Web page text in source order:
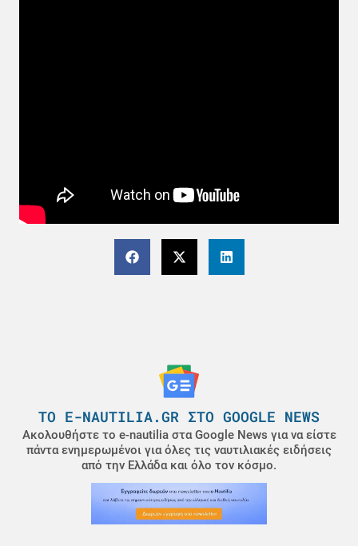
ΤΟ E-NAUTILIA.GR ΣΤΟ GOOGLE NEWS
Ακολουθήστε το e-nautilia στα Google News για να είστε
πάντα ενημερωμένοι για όλες τις ναυτιλιακές ειδήσεις
από την Ελλάδα και όλο τον κόσμο.